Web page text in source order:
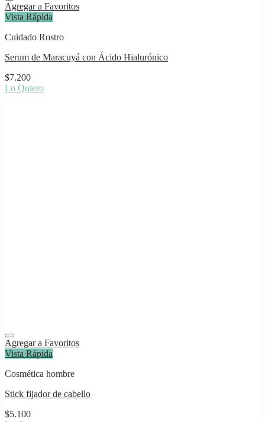
Agregar a Favoritos
Vista Rápida
Cuidado Rostro
Serum de Maracuyá con Ácido Hialurónico
$7.200
Lo Quiero
Agregar a Favoritos
Vista Rápida
Cosmética hombre
Stick fijador de cabello
$5.100